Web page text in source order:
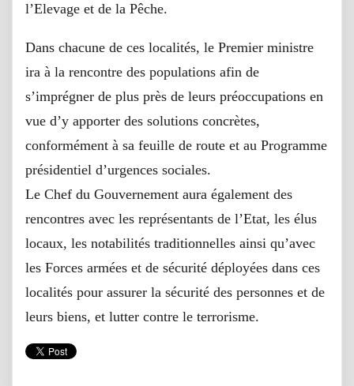
l’Elevage et de la Pêche.
Dans chacune de ces localités, le Premier ministre
ira à la rencontre des populations afin de
s’imprégner de plus près de leurs préoccupations en
vue d’y apporter des solutions concrètes,
conformément à sa feuille de route et au Programme
présidentiel d’urgences sociales.
Le Chef du Gouvernement aura également des
rencontres avec les représentants de l’Etat, les élus
locaux, les notabilités traditionnelles ainsi qu’avec
les Forces armées et de sécurité déployées dans ces
localités pour assurer la sécurité des personnes et de
leurs biens, et lutter contre le terrorisme.